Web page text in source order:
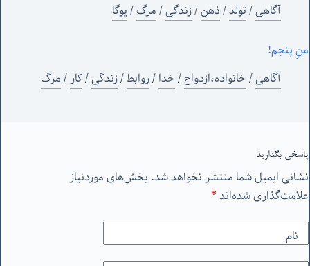
آگاهی/تولد/ذهن/زندگی/مرگ/یوگا
منِ پنجم!
آگاهی/خانواده،ازدواج/خدا/روابط/زندگی/کار/مرگ
پاسخی بگذارید
نشانی ایمیل شما منتشر نخواهد شد. بخش‌های موردنیاز
علامت‌گذاری شده‌اند*
نام